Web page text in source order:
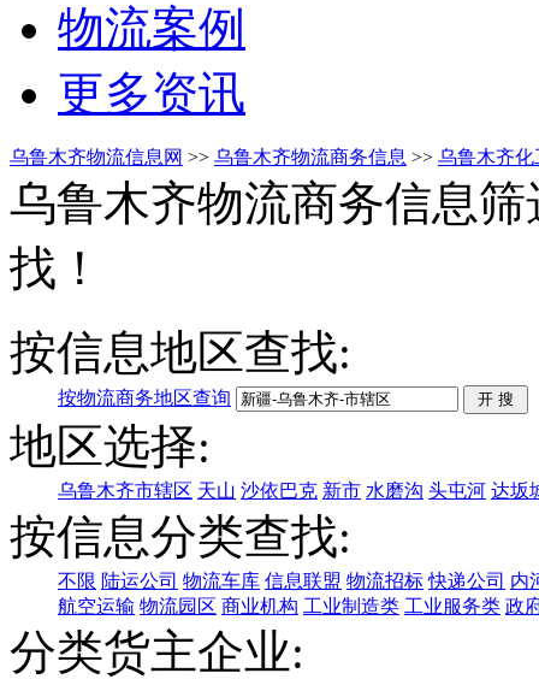
物流案例
更多资讯
乌鲁木齐物流信息网 >> 乌鲁木齐物流商务信息 >> 乌鲁木齐
乌鲁木齐物流商务信息筛
找！
按信息地区查找:
按物流商务地区查询
地区选择:
乌鲁木齐市辖区 天山 沙依巴克 新市 水磨沟 头屯河 达坂
按信息分类查找:
不限 陆运公司 物流车库 信息联盟 物流招标 快递公司 内
航空运输 物流园区 商业机构 工业制造类 工业服务类 政
分类货主企业: